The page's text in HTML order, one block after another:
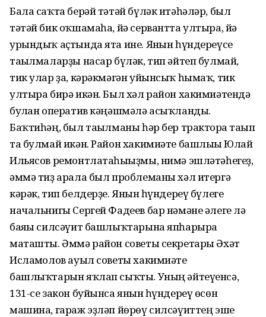
Бала саҡта берәй тәтәй бүләк итәһәләр, был
тәтәй бик оҡшамаһа, йә сервантта ултыра, йә
урындыҡ аҫтында ята ине. Янғын һүндереүсе
тағылмаларҙы насар бүләк, тип әйтеп булмай,
тик улар ҙа, кәрәкмәгән уйынсыҡ һымаҡ, тик
ултыра бирә икән. Был хәл район хакимиәтендә
булған оператив кәңәшмәлә асыҡланды.
Баҡтиһәң, был тағылманы һәр бер тракторға тағып
та булмай икән. Район хакимиәте башлығы Юлай
Ильясов ремонтлатаһығыҙмы, нимә эшләтәһегеҙ,
әммә тиҙ арала был проблеманы хәл итергә
кәрәк, тип белдерҙе. Янғын һүндереү бүлеге
начальнигы Сергей Фадеев бар нәмәне әлеге лә
баяғы силсәүит башлыҡтарына япһарырға
маташты. Әммә район советы секретары Әхәт
Исламғолов ауыл советы хакимиәте
башлыҡтарын яҡлап сыҡты. Уның әйтеүенсә,
131-се закон буйынса янғын һүндереү өсөн
машина, гараж эҙләп йөрөү силсәүиттең эше